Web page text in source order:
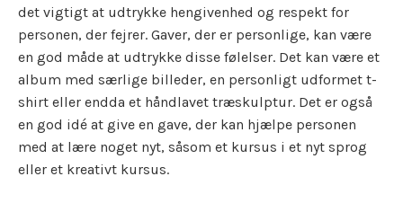
det vigtigt at udtrykke hengivenhed og respekt for
personen, der fejrer. Gaver, der er personlige, kan være
en god måde at udtrykke disse følelser. Det kan være et
album med særlige billeder, en personligt udformet t-
shirt eller endda et håndlavet træskulptur. Det er også
en god idé at give en gave, der kan hjælpe personen
med at lære noget nyt, såsom et kursus i et nyt sprog
eller et kreativt kursus.